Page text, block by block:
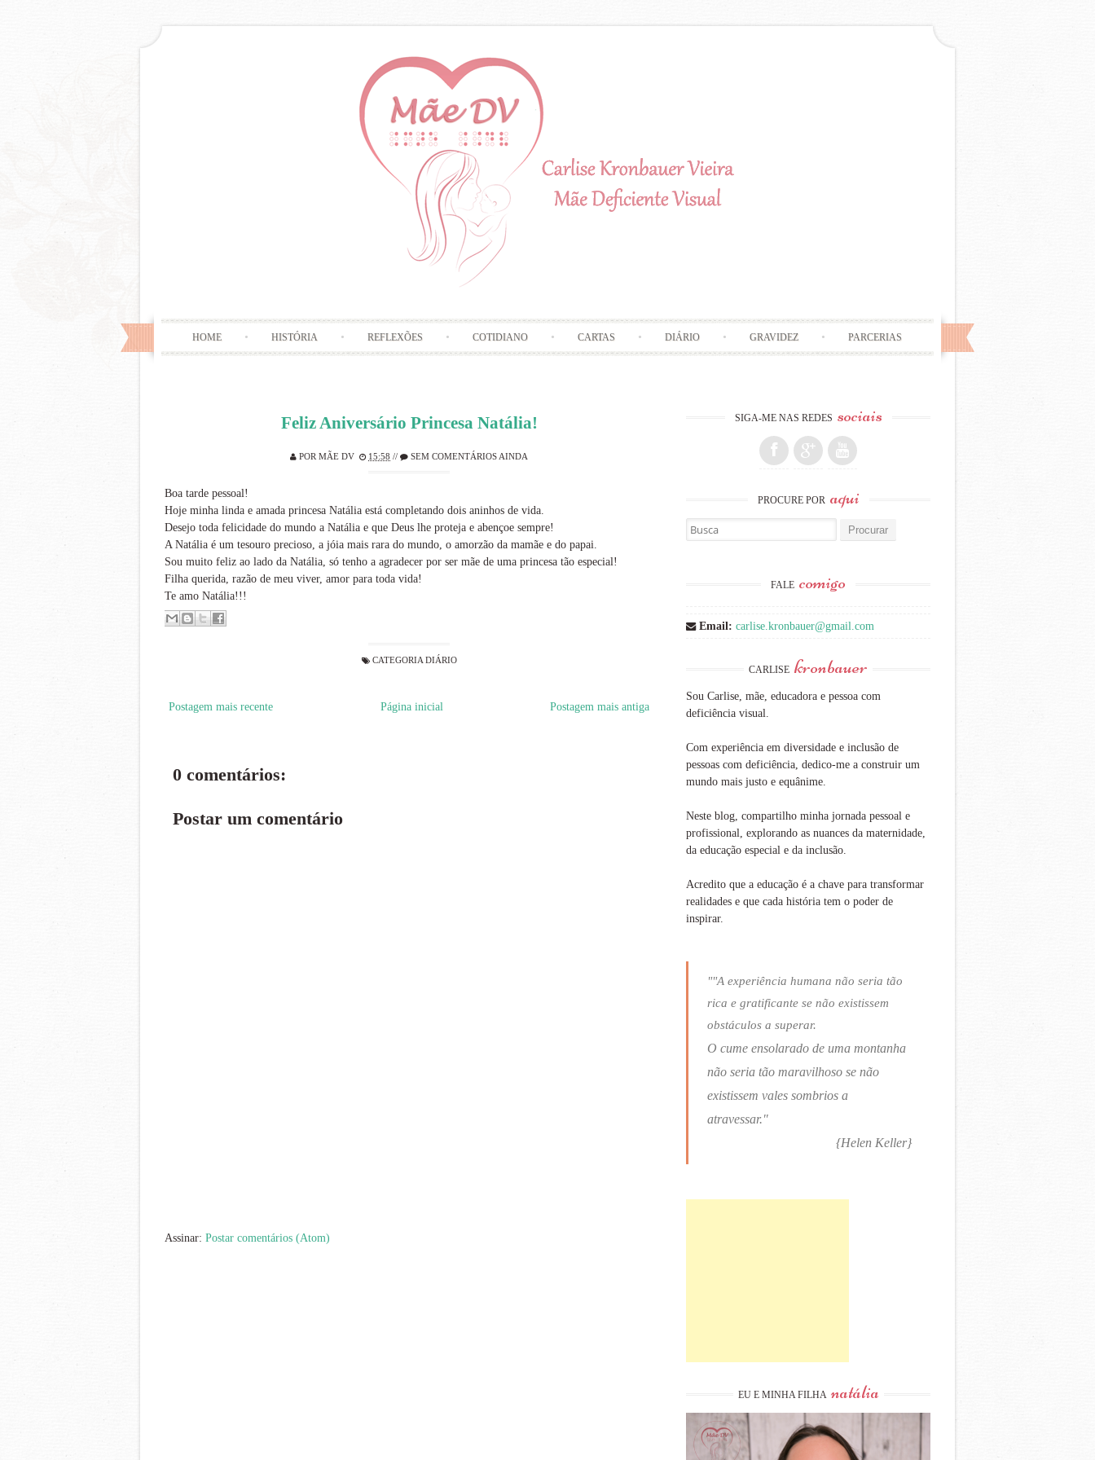
HOME HISTÓRIA REFLEXÕES COTIDIANO CARTAS DIÁRIO GRAVIDEZ PARCERIAS
Feliz Aniversário Princesa Natália!
POR MÃE DV 15:58 // SEM COMENTÁRIOS AINDA
Boa tarde pessoal!
Hoje minha linda e amada princesa Natália está completando dois aninhos de vida.
Desejo toda felicidade do mundo a Natália e que Deus lhe proteja e abençoe sempre!
A Natália é um tesouro precioso, a jóia mais rara do mundo, o amorzão da mamãe e do papai.
Sou muito feliz ao lado da Natália, só tenho a agradecer por ser mãe de uma princesa tão especial!
Filha querida, razão de meu viver, amor para toda vida!
Te amo Natália!!!
CATEGORIA DIÁRIO
Postagem mais recente Postagem mais antiga
Página inicial
0 comentários:
Postar um comentário
Assinar: Postar comentários (Atom)
SIGA-ME NAS REDES sociais
PROCURE POR aqui
Busca por:
FALE comigo
Email: carlise.kronbauer@gmail.com
CARLISE kronbauer
Sou Carlise, mãe, educadora e pessoa com
deficiência visual.
Com experiência em diversidade e inclusão de
pessoas com deficiência, dedico-me a construir um
mundo mais justo e equânime.
Neste blog, compartilho minha jornada pessoal e
profissional, explorando as nuances da maternidade,
da educação especial e da inclusão.
Acredito que a educação é a chave para transformar
realidades e que cada história tem o poder de
inspirar.
""A experiência humana não seria tão
rica e gratificante se não existissem
obstáculos a superar.
O cume ensolarado de uma montanha
não seria tão maravilhoso se não
existissem vales sombrios a
atravessar."
{Helen Keller}
EU E MINHA FILHA natália